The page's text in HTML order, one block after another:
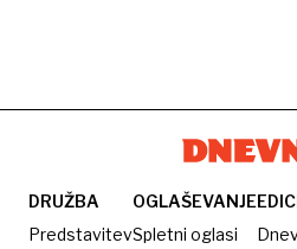
DRUŽBA
Predstavitev
OGLAŠEVANJE
Spletni oglasi